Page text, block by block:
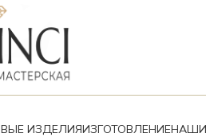
ИЗДЕЛИЯИЗГОТОВЛЕНИЕНАШИ